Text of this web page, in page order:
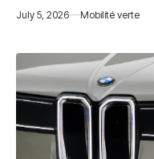
July 5, 2026 Mobilité verte